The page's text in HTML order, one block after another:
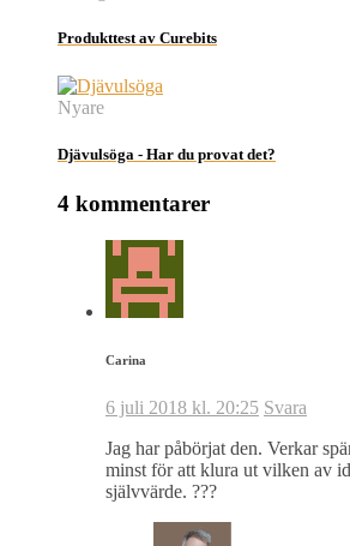
Produkttest av Curebits
Nyare
Djävulsöga - Har du provat det?
4 kommentarer
Carina
6 juli 2018 kl. 20:25 Svara
Jag har påbörjat den. Verkar
minst för att klura ut vilken av
självvärde. ???